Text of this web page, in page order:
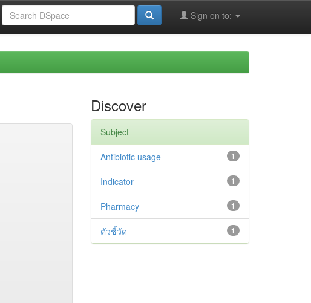
Sign on to:
Discover
Subject
1
Antibiotic usage
1
Indicator
1
Pharmacy
1
ตัวชี้วัด